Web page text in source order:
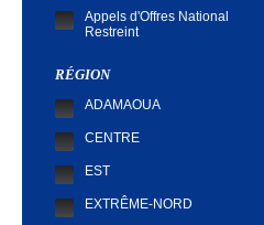
Appels d'Offres National
Restreint
RÉGION
ADAMAOUA
CENTRE
EST
EXTRÊME-NORD